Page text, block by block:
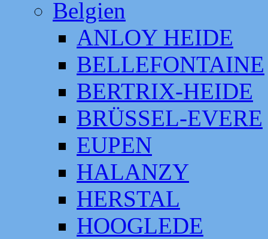
Belgien
ANLOY HEIDE
BELLEFONTAINE
BERTRIX-HEIDE
BRÜSSEL-EVERE
EUPEN
HALANZY
HERSTAL
HOOGLEDE